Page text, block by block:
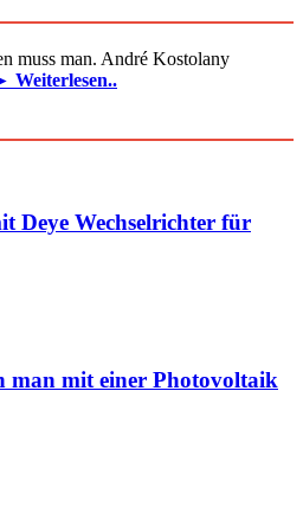
muss man. André Kostolany
Weiterlesen..
Deye Wechselrichter für
man mit einer Photovoltaik